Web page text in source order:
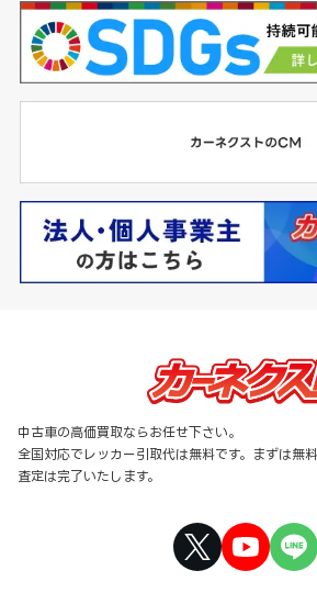
中古車の高価買取ならお任せ下さい。
全国対応でレッカー引取代は無料です。まずは無
査定は完了いたします。